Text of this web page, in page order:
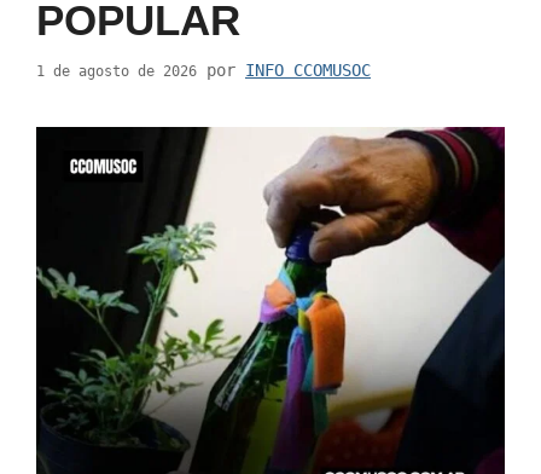
POPULAR
1 de agosto de 2026 por INFO CCOMUSOC